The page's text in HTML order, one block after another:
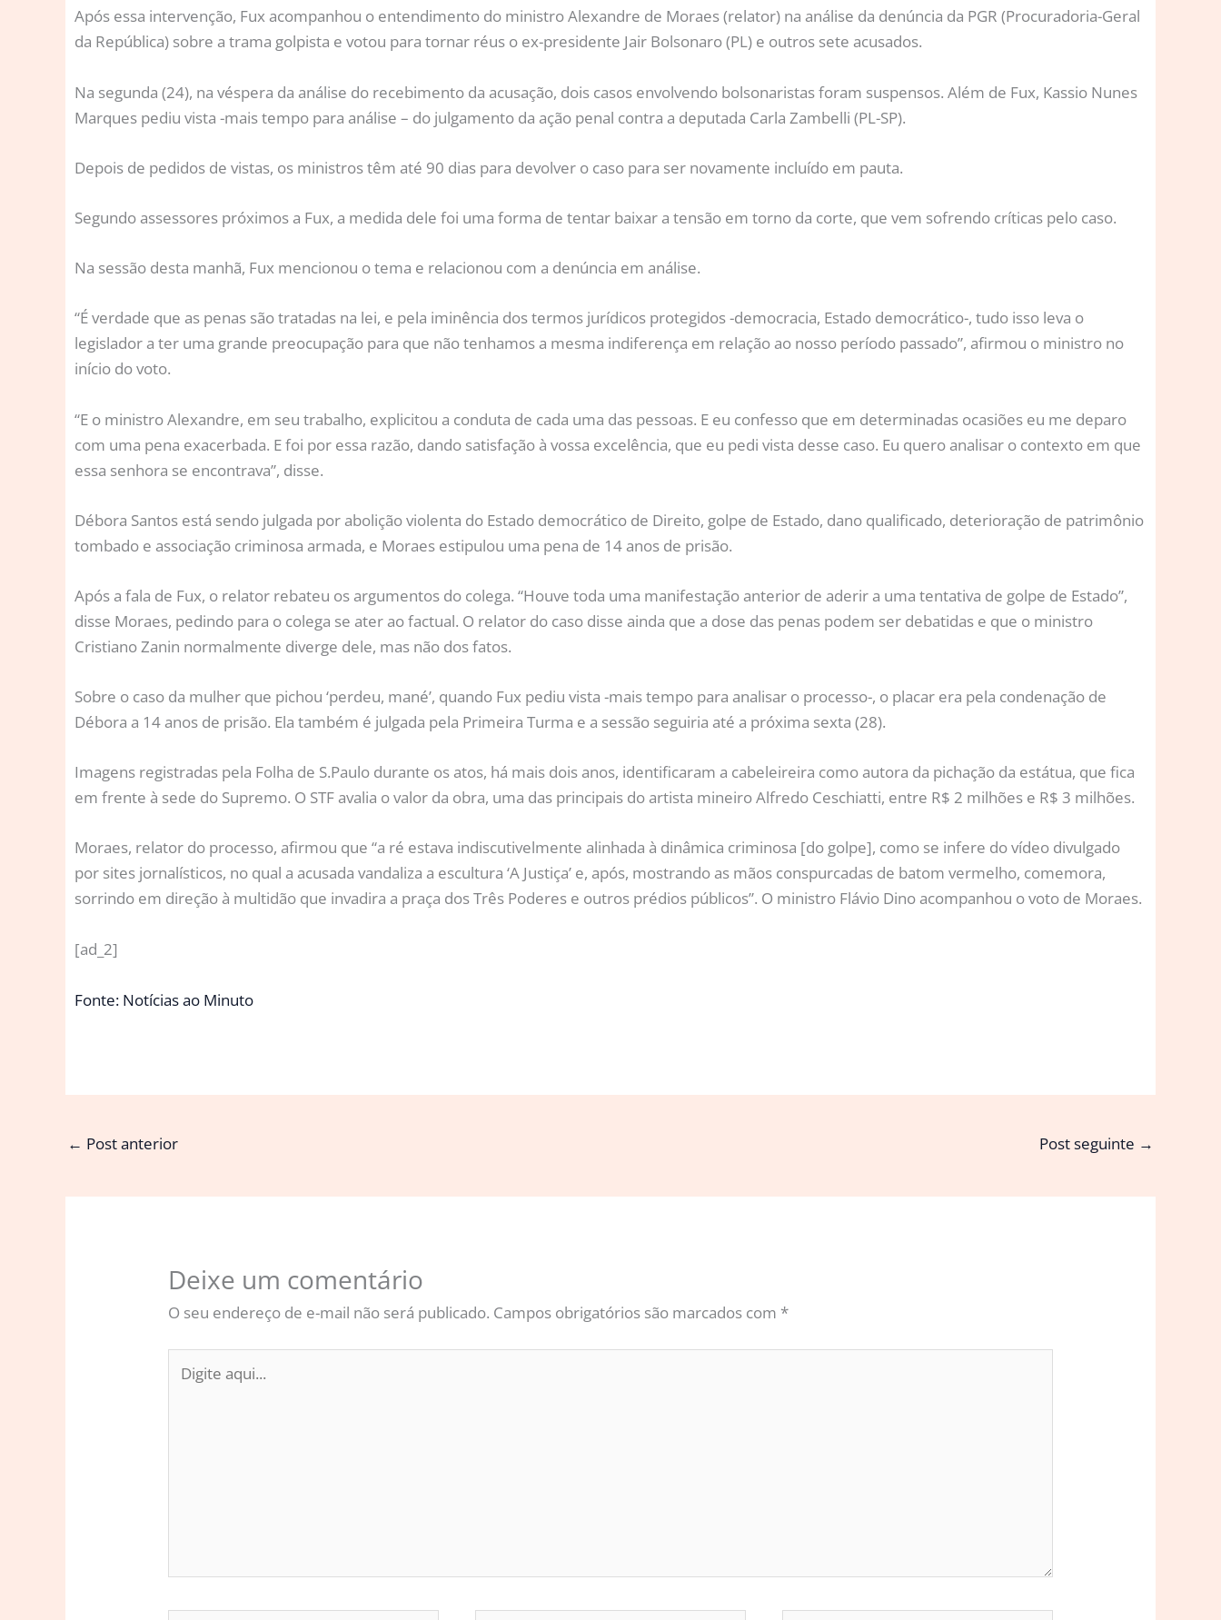
Após essa intervenção, Fux acompanhou o entendimento do ministro Alexandre de Moraes (relator) na análise da denúncia da PGR (Procuradoria-Geral
da República) sobre a trama golpista e votou para tornar réus o ex-presidente Jair Bolsonaro (PL) e outros sete acusados.
Na segunda (24), na véspera da análise do recebimento da acusação, dois casos envolvendo bolsonaristas foram suspensos. Além de Fux, Kassio Nunes
Marques pediu vista -mais tempo para análise – do julgamento da ação penal contra a deputada Carla Zambelli (PL-SP).
Depois de pedidos de vistas, os ministros têm até 90 dias para devolver o caso para ser novamente incluído em pauta.
Segundo assessores próximos a Fux, a medida dele foi uma forma de tentar baixar a tensão em torno da corte, que vem sofrendo críticas pelo caso.
Na sessão desta manhã, Fux mencionou o tema e relacionou com a denúncia em análise.
“É verdade que as penas são tratadas na lei, e pela iminência dos termos jurídicos protegidos -democracia, Estado democrático-, tudo isso leva o
legislador a ter uma grande preocupação para que não tenhamos a mesma indiferença em relação ao nosso período passado”, afirmou o ministro no
início do voto.
“E o ministro Alexandre, em seu trabalho, explicitou a conduta de cada uma das pessoas. E eu confesso que em determinadas ocasiões eu me deparo
com uma pena exacerbada. E foi por essa razão, dando satisfação à vossa excelência, que eu pedi vista desse caso. Eu quero analisar o contexto em que
essa senhora se encontrava”, disse.
Débora Santos está sendo julgada por abolição violenta do Estado democrático de Direito, golpe de Estado, dano qualificado, deterioração de patrimônio
tombado e associação criminosa armada, e Moraes estipulou uma pena de 14 anos de prisão.
Após a fala de Fux, o relator rebateu os argumentos do colega. “Houve toda uma manifestação anterior de aderir a uma tentativa de golpe de Estado”,
disse Moraes, pedindo para o colega se ater ao factual. O relator do caso disse ainda que a dose das penas podem ser debatidas e que o ministro
Cristiano Zanin normalmente diverge dele, mas não dos fatos.
Sobre o caso da mulher que pichou ‘perdeu, mané’, quando Fux pediu vista -mais tempo para analisar o processo-, o placar era pela condenação de
Débora a 14 anos de prisão. Ela também é julgada pela Primeira Turma e a sessão seguiria até a próxima sexta (28).
Imagens registradas pela Folha de S.Paulo durante os atos, há mais dois anos, identificaram a cabeleireira como autora da pichação da estátua, que fica
em frente à sede do Supremo. O STF avalia o valor da obra, uma das principais do artista mineiro Alfredo Ceschiatti, entre R$ 2 milhões e R$ 3 milhões.
Moraes, relator do processo, afirmou que “a ré estava indiscutivelmente alinhada à dinâmica criminosa [do golpe], como se infere do vídeo divulgado
por sites jornalísticos, no qual a acusada vandaliza a escultura ‘A Justiça’ e, após, mostrando as mãos conspurcadas de batom vermelho, comemora,
sorrindo em direção à multidão que invadira a praça dos Três Poderes e outros prédios públicos”. O ministro Flávio Dino acompanhou o voto de Moraes.
[ad_2]
Fonte: Notícias ao Minuto
← Post anterior Post seguinte →
Deixe um comentário
O seu endereço de e-mail não será publicado. Campos obrigatórios são marcados com*
aqui...